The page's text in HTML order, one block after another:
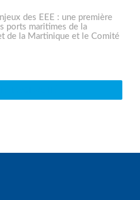
des EEE : une première
ports maritimes de la
de la Martinique et le Comité